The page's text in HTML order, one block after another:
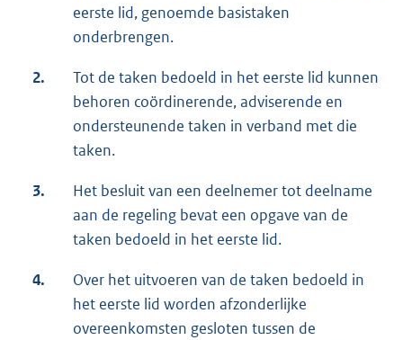
eerste lid, genoemde basistaken
onderbrengen.
2.
Tot de taken bedoeld in het eerste lid kunnen
behoren coördinerende, adviserende en
ondersteunende taken in verband met die
taken.
3.
Het besluit van een deelnemer tot deelname
aan de regeling bevat een opgave van de
taken bedoeld in het eerste lid.
4.
Over het uitvoeren van de taken bedoeld in
het eerste lid worden afzonderlijke
overeenkomsten gesloten tussen de